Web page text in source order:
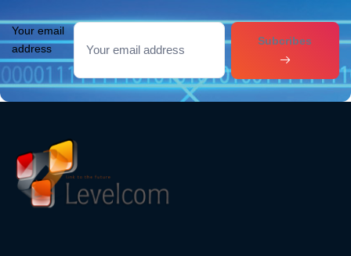
Your email
address
Subcribes